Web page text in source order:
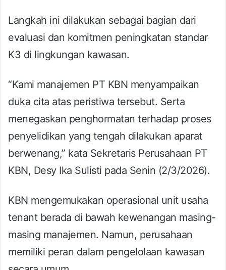
Langkah ini dilakukan sebagai bagian dari
evaluasi dan komitmen peningkatan standar
K3 di lingkungan kawasan.
“Kami manajemen PT KBN menyampaikan
duka cita atas peristiwa tersebut. Serta
menegaskan penghormatan terhadap proses
penyelidikan yang tengah dilakukan aparat
berwenang,” kata Sekretaris Perusahaan PT
KBN, Desy Ika Sulisti pada Senin (2/3/2026).
KBN mengemukakan operasional unit usaha
tenant berada di bawah kewenangan masing-
masing manajemen. Namun, perusahaan
memiliki peran dalam pengelolaan kawasan